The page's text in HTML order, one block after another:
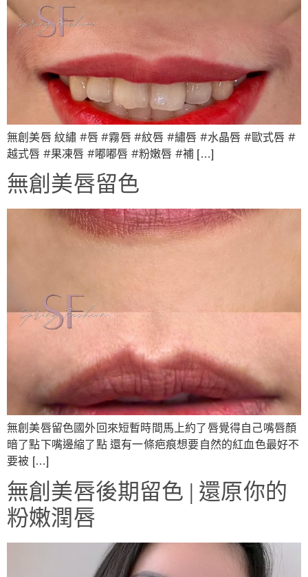
無創美唇 紋繡 #唇 #霧唇 #紋唇 #繡唇 #水晶唇 #歐式唇 #
越式唇 #果凍唇 #嘟嘟唇 #粉嫩唇 #補 […]
無創美唇留色
無創美唇留色國外回來短暫時間馬上約了唇覺得自己嘴唇顏
暗了點下嘴邊縮了點 還有一條疤痕想要自然的紅血色最好不
要被 […]
無創美唇後期留色 | 還原你的
粉嫩潤唇